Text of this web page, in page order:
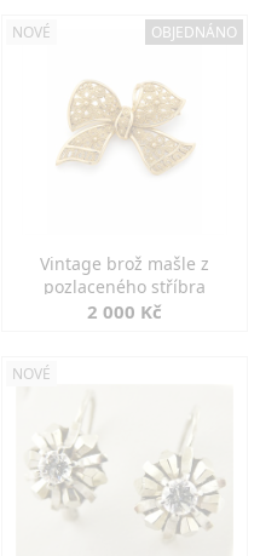
NOVÉ OBJEDNÁNO
Vintage brož mašle z
pozlaceného stříbra
2 000 Kč
NOVÉ